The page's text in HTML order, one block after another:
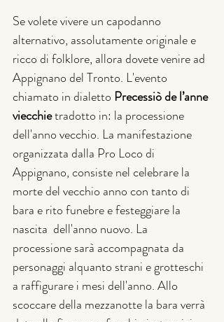
Se volete vivere un capodanno
alternativo, assolutamente originale e
ricco di folklore, allora dovete venire ad
Appignano del Tronto. L'evento
chiamato in dialetto Precessiò de l’anne
viecchie tradotto in: la processione
dell'anno vecchio. La manifestazione
organizzata dalla Pro Loco di
Appignano, consiste nel celebrare la
morte del vecchio anno con tanto di
bara e rito funebre e festeggiare la
nascita  dell'anno nuovo. La
processione sarà accompagnata da
personaggi alquanto strani e grotteschi
a raffigurare i mesi dell'anno. Allo
scoccare della mezzanotte la bara verrà